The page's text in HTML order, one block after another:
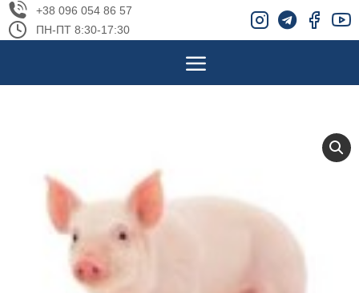
+38 096 054 86 57
ПН-ПТ 8:30-17:30